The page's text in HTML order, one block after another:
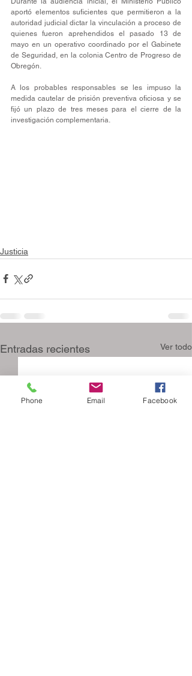
aportó elementos suficientes que permitieron a la
autoridad judicial dictar la vinculación a proceso de
quienes fueron aprehendidos el pasado 13 de
mayo en un operativo coordinado por el Gabinete
de Seguridad, en la colonia Centro de Progreso de
Obregón.
A los probables responsables se les impuso la
medida cautelar de prisión preventiva oficiosa y se
fijó un plazo de tres meses para el cierre de la
investigación complementaria.
Justicia
Entradas recientes Ver todo
Phone Email Facebook